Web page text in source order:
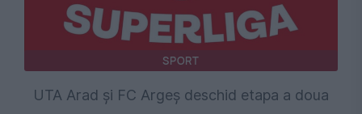
SPORT
UTA Arad și FC Argeș deschid etapa a doua